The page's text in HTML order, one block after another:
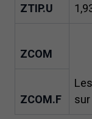
ZTIP.U 1,
ZCOM
ZCOM.F